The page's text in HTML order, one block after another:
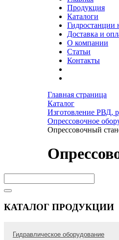
Продукция
Каталоги
Гидростанции
Доставка и
О компании
Статьи
Контакты
Главная страница
Каталог
Изготовление РВД,
Опрессовочное
Опрессовочный
КАТАЛОГ ПРОДУКЦИИ
Гидравлическое оборудование